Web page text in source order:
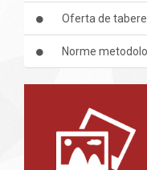
Oferta de tabere
Norme